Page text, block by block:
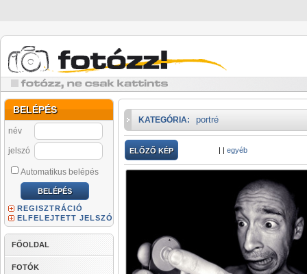
BELÉPÉS
név
jelszó
Automatikus belépés
REGISZTRÁCIÓ
ELFELEJTETT JELSZÓ
FŐOLDAL
FOTÓK
KATEGÓRIA: portré
ELŐZŐ KÉP | | egyéb